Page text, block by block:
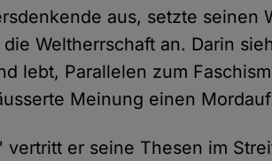
aus, setzte seinen
Weltherrschaft an. Darin
lebt, Parallelen zum
Meinung einen
vertritt er seine Thesen im